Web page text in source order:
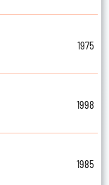
1975
1998
1985